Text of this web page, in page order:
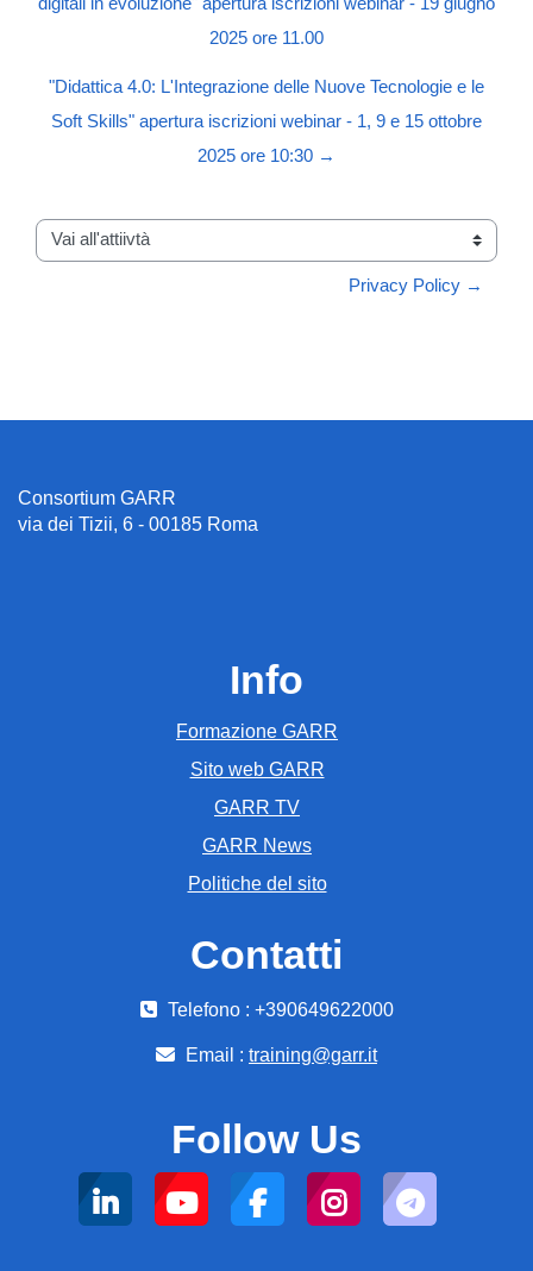
2025 ore 11.00
"Didattica 4.0: L'Integrazione delle Nuove Tecnologie e le
Soft Skills" apertura iscrizioni webinar - 1, 9 e 15 ottobre
2025 ore 10:30 →
Vai all'attiivtà
Privacy Policy →
Consortium GARR
via dei Tizii, 6 - 00185 Roma
Info
Formazione GARR
Sito web GARR
GARR TV
GARR News
Politiche del sito
Contatti
Telefono : +390649622000
Email : training@garr.it
Follow Us